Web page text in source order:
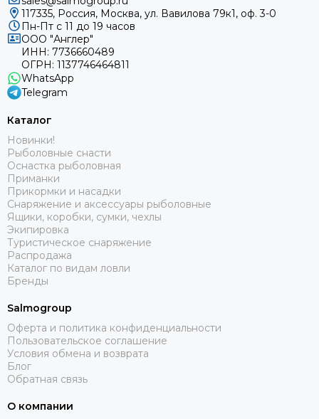
117335, Россия, Москва, ул. Вавилова 79к1, оф. 3-0
Пн-Пт с 11 до 19 часов
ООО "Англер"
ИНН: 7736660489
ОГРН: 1137746464811
WhatsApp
Telegram
Каталог
Новинки!
Рыболовные снасти
Оснастка рыболовная
Приманки
Прикормки и насадки
Снаряжение и аксессуары рыболовные
Ящики, коробки, сумки, чехлы
Экипировка
Туристическое снаряжение
Распродажа
Каталог по видам ловли
Бренды
Salmogroup
Оферта и политика конфиденциальности
Пользовательское соглашение
Условия обмена и возврата
Блог
Обратная связь
О компании